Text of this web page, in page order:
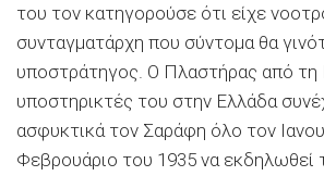
του τον κατηγορούσε ότι είχε
συνταγματάρχη που σύντομα θα
υποστράτηγος. Ο Πλαστήρας από τη
υποστηρικτές του στην Ελλάδα
ασφυκτικά τον Σαράφη όλο τον
Φεβρουάριο του 1935 να εκδηλωθεί